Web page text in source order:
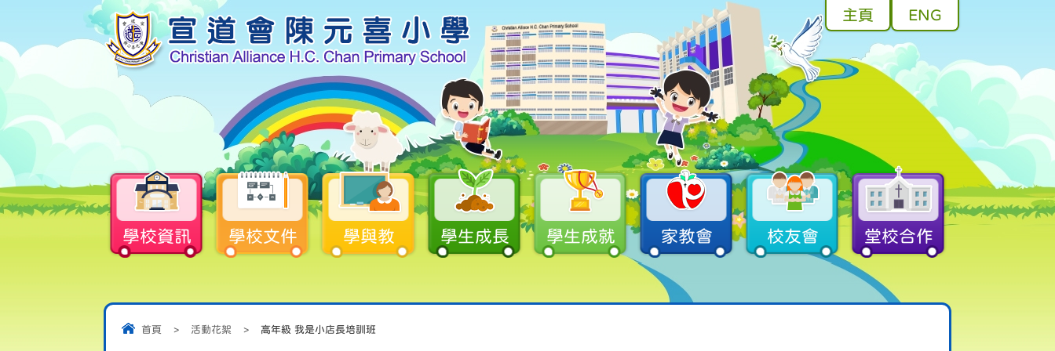
主頁 ENG
學校資訊 學校文件 學與教 學生成長 學生成就 家教會 校友會 堂校合作
首頁 > 活動花絮 > 高年級 我是小店長培訓班